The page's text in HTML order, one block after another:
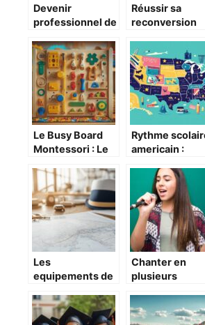
Devenir
professionnel de
en Suisse : le
parcours flexible
qui respecte
votre équilibre
familial
Réussir sa
reconversion
en couture :
formations et
métiers clés
Le Busy Board
Montessori : Le
Parfait pour la
Premiere Annee
Rythme
americain :
dates des
vacances
scolaires aux
USA
Les
equipements de
indispensables
pour decrocher
Chanter en
plusieurs
pourquoi
connaître son